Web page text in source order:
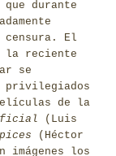
durante
El
la reciente
se
privilegiados
de la
(Luis
(Héctor
imágenes los